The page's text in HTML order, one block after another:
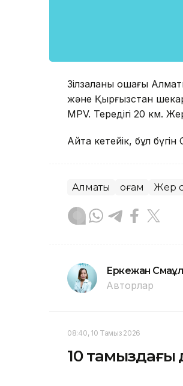
Зілзаланың ошағы
және Қырғызстан
MPV. Тереңдігі 20 км.
Айта кетейік, бұл
Алматы Қоғам Жер
Еркежан
Авторлар
08:40, 10 Тамыз 2026
10 тамыздағы